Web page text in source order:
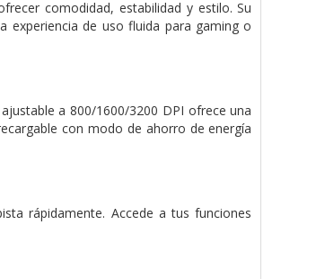
comodidad, estabilidad y estilo. Su
experiencia de uso fluida para gaming o
a 800/1600/3200 DPI ofrece una
con modo de ahorro de energía
rápidamente. Accede a tus funciones